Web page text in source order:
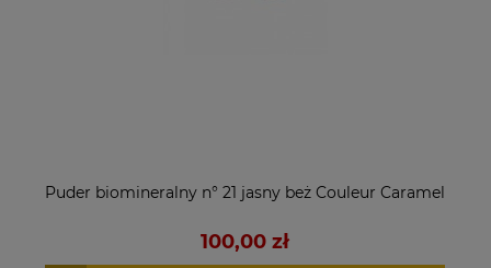
Puder biomineralny n° 21 jasny beż Couleur Caramel
100,00 zł